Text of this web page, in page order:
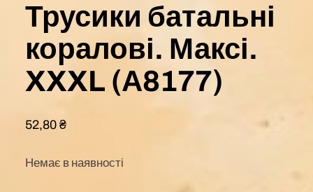
Трусики батальні
коралові. Максі.
XXXL (А8177)
52,80 ₴
Немає в наявності